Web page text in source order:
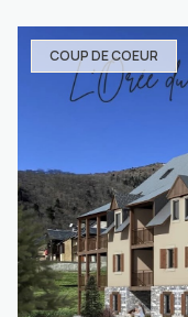
COUP DE COEUR